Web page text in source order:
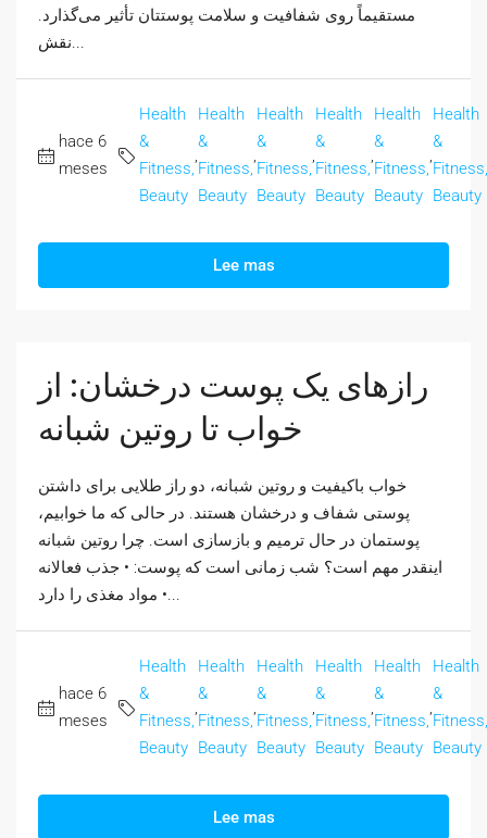
مستقیماً روی شفافیت و سلامت پوستتان تأثیر می‌گذارد.
نقش...
hace 6
meses
Health
&
Fitness,
Beauty
Health
&
Fitness,
Beauty
Health
&
Fitness,
Beauty
Health
&
Fitness,
Beauty
Health
&
Fitness,
Beauty
Health
&
Fitness,
Beauty
Lee mas
رازهای یک پوست درخشان: از
خواب تا روتین شبانه
خواب باکیفیت و روتین شبانه، دو راز طلایی برای داشتن
پوستی شفاف و درخشان هستند. در حالی که ما خوابیم،
پوستمان در حال ترمیم و بازسازی است. چرا روتین شبانه
اینقدر مهم است؟ شب زمانی است که پوست: • جذب فعالانه
مواد مغذی را دارد •...
hace 6
meses
Health
&
Fitness,
Beauty
Health
&
Fitness,
Beauty
Health
&
Fitness,
Beauty
Health
&
Fitness,
Beauty
Health
&
Fitness,
Beauty
Health
&
Fitness,
Beauty
Lee mas